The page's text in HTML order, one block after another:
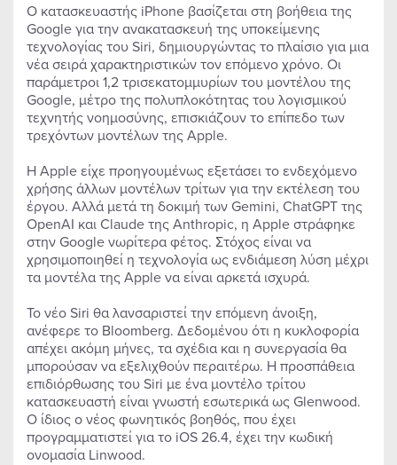
Ο κατασκευαστής iPhone βασίζεται στη βοήθεια της
Google για την ανακατασκευή της υποκείμενης
τεχνολογίας του Siri, δημιουργώντας το πλαίσιο για μια
νέα σειρά χαρακτηριστικών τον επόμενο χρόνο. Οι
παράμετροι 1,2 τρισεκατομμυρίων του μοντέλου της
Google, μέτρο της πολυπλοκότητας του λογισμικού
τεχνητής νοημοσύνης, επισκιάζουν το επίπεδο των
τρεχόντων μοντέλων της Apple.
Η Apple είχε προηγουμένως εξετάσει το ενδεχόμενο
χρήσης άλλων μοντέλων τρίτων για την εκτέλεση του
έργου. Αλλά μετά τη δοκιμή των Gemini, ChatGPT της
OpenAI και Claude της Anthropic, η Apple στράφηκε
στην Google νωρίτερα φέτος. Στόχος είναι να
χρησιμοποιηθεί η τεχνολογία ως ενδιάμεση λύση μέχρι
τα μοντέλα της Apple να είναι αρκετά ισχυρά.
Το νέο Siri θα λανσαριστεί την επόμενη άνοιξη,
ανέφερε το Bloomberg. Δεδομένου ότι η κυκλοφορία
απέχει ακόμη μήνες, τα σχέδια και η συνεργασία θα
μπορούσαν να εξελιχθούν περαιτέρω. Η προσπάθεια
επιδιόρθωσης του Siri με ένα μοντέλο τρίτου
κατασκευαστή είναι γνωστή εσωτερικά ως Glenwood.
Ο ίδιος ο νέος φωνητικός βοηθός, που έχει
προγραμματιστεί για το iOS 26.4, έχει την κωδική
ονομασία Linwood.